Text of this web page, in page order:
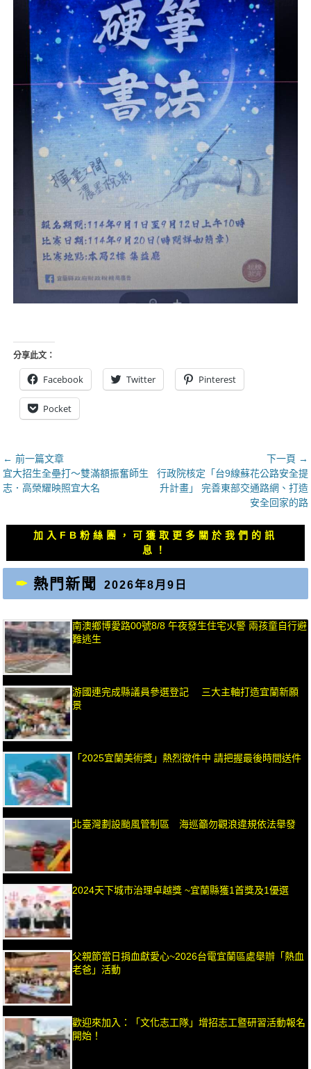
分享此文：
Facebook Twitter Pinterest
Pocket
文
章
導
← 前一篇文章
上
一
宜大招生全壘打～雙滿額振奮師生
志．高榮耀映照宜大名
下一頁 →
下
一
章：
行政院核定「台9線蘇花公路安全提
升計畫」 完善東部交通路網、打造
安全回家的路
加入FB粉絲團，可獲取更多關於我們的訊
息！
熱門新聞 2026年8月9日
南澳鄉博愛路00號8/8 午夜發生住宅火警 兩孩童自行避
難逃生
游國連完成縣議員參選登記 三大主軸打造宜蘭新願
景
「2025宜蘭美術獎」熱烈徵件中 請把握最後時間送件
北臺灣劃設颱風管制區 海巡籲勿觀浪違規依法舉發
2024天下城市治理卓越獎 ~宜蘭縣獲1首獎及1優選
父親節當日捐血獻愛心~2026台電宜蘭區處舉辦「熱血
老爸」活動
歡迎來加入：「文化志工隊」增招志工暨研習活動報名
開始！